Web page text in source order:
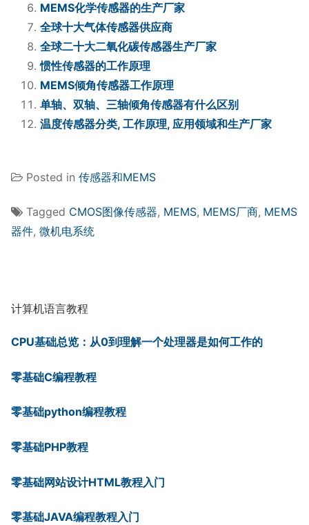
MEMS化学传感器的生产厂家
全球十大气体传感器供应商
全球二十大二氧化碳传感器生产厂家
惯性传感器的工作原理
MEMS倾角传感器工作原理
单轴、双轴、三轴倾角传感器有什么区别
温度传感器分类, 工作原理, 应用领域和生产厂家
Posted in 传感器和MEMS
Tagged CMOS图像传感器, MEMS, MEMS厂商, MEMS
器件, 微机电系统
计算机语言教程
CPU基础总览：从0到理解一个处理器是如何工作的
零基础C编程教程
零基础python编程教程
零基础PHP教程
零基础网站设计HTML教程入门
零基础JAVA编程教程入门